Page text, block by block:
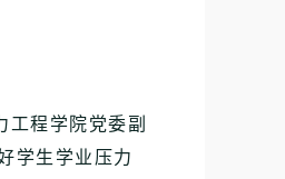
程学院党委副
学生学业压力